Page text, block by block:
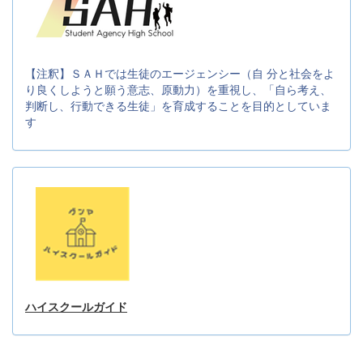
【注釈】ＳＡＨでは生徒のエージェンシー（自 分と社会をよ
り良くしようと願う意志、原動力）を重視し、「自ら考え、
判断し、行動できる生徒」を育成することを目的としていま
す
ハイスクールガイド